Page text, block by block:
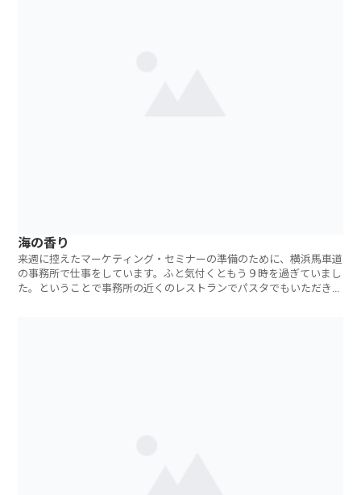
海の香り
来週に控えたマーケティング・セミナーの準備のために、横浜馬車道
の事務所で仕事をしています。ふと気付くともう９時を過ぎていまし
た。ということで事務所の近くのレストランでパスタでもいただきに